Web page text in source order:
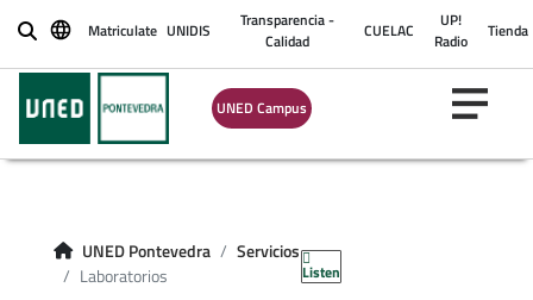
BuscarMatriculate UNIDIS
Transparencia -
Calidad
CUELAC
UP!
Radio
Tienda
UNED Campus
UNED Pontevedra
Servicios
Laboratorios
Listen